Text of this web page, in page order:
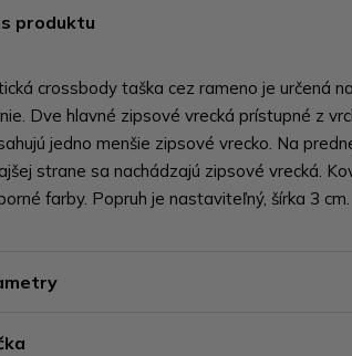
produktu
crossbody taška cez rameno je určená
Dve hlavné zipsové vrecká prístupné z
jedno menšie zipsové vrecko. Na
strane sa nachádzajú zipsové vrecká.
farby. Popruh je nastaviteľný, šírka 3 cm.